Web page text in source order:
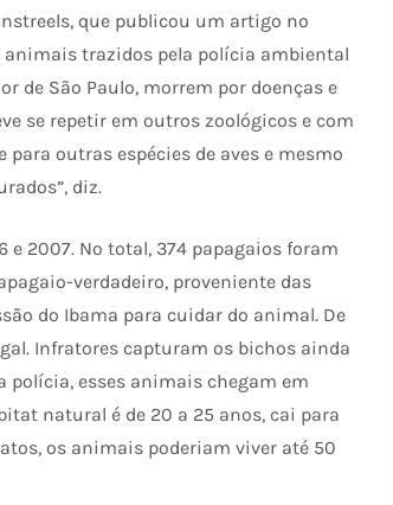
que publicou um artigo no
animais trazidos pela polícia ambiental
de São Paulo, morrem por doenças e
se repetir em outros zoológicos e com
outras espécies de aves e mesmo
diz.
e 2007. No total, 374 papagaios foram
verdadeiro, proveniente das
do Ibama para cuidar do animal. De
Infratores capturam os bichos ainda
polícia, esses animais chegam em
natural é de 20 a 25 anos, cai para
os animais poderiam viver até 50